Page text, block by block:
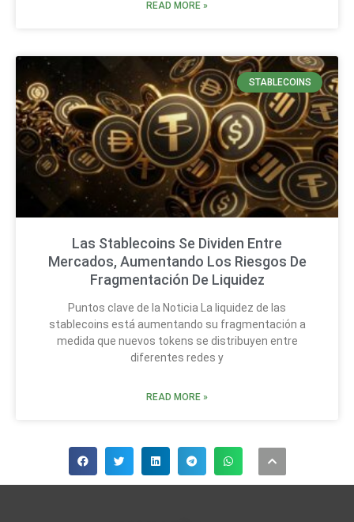
READ MORE »
STABLECOINS
Las Stablecoins Se Dividen Entre
Mercados, Aumentando Los Riesgos De
Fragmentación De Liquidez
Puntos clave de la Noticia La liquidez de las
stablecoins está aumentando su fragmentación a
medida que nuevos tokens se distribuyen entre
diferentes redes y
READ MORE »